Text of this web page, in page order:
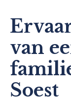
van
Soest